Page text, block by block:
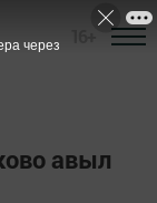
авыл
через